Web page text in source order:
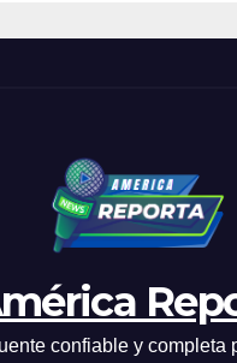
confiable y completa